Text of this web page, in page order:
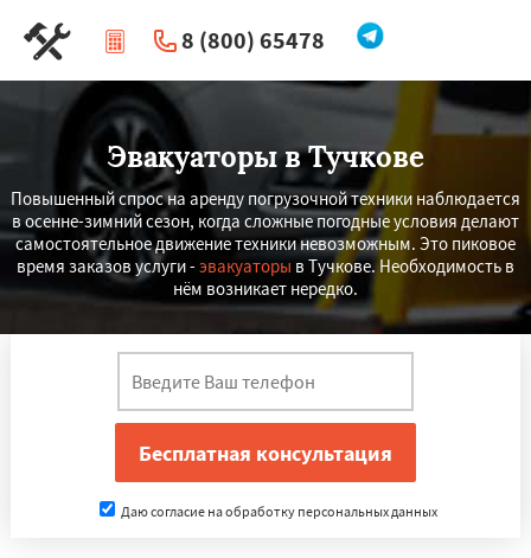
8 (800) 65478
| Перезвоните мне
Эвакуаторы в Тучкове
Повышенный спрос на аренду погрузочной техники наблюдается
в осенне-зимний сезон, когда сложные погодные условия делают
самостоятельное движение техники невозможным. Это пиковое
время заказов услуги - эвакуаторы в Тучкове. Необходимость в
нём возникает нередко.
Даю согласие на обработку персональных данных